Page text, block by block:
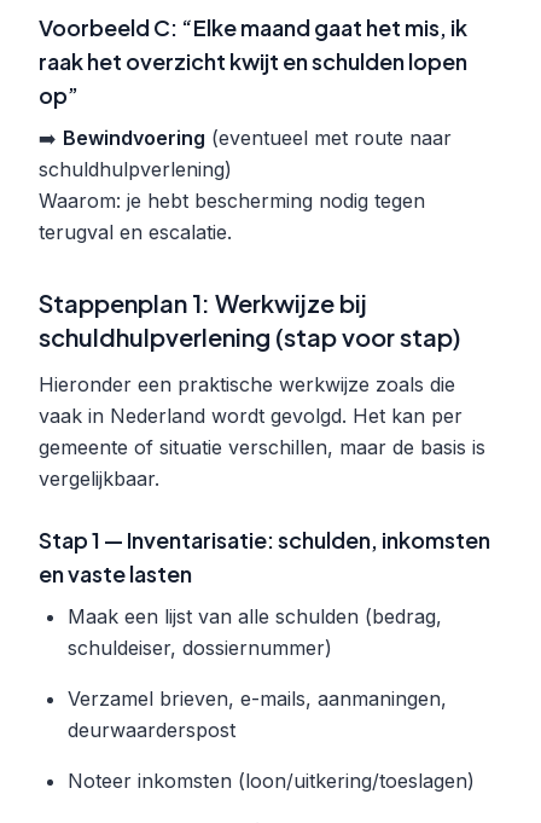
Voorbeeld C: “Elke maand gaat het mis, ik
raak het overzicht kwijt en schulden lopen
op”
➡️ Bewindvoering (eventueel met route naar
schuldhulpverlening)
Waarom: je hebt bescherming nodig tegen
terugval en escalatie.
Stappenplan 1: Werkwijze bij
schuldhulpverlening (stap voor stap)
Hieronder een praktische werkwijze zoals die
vaak in Nederland wordt gevolgd. Het kan per
gemeente of situatie verschillen, maar de basis is
vergelijkbaar.
Stap 1 — Inventarisatie: schulden, inkomsten
en vaste lasten
Maak een lijst van alle schulden (bedrag,
schuldeiser, dossiernummer)
Verzamel brieven, e-mails, aanmaningen,
deurwaarderspost
Noteer inkomsten (loon/uitkering/toeslagen)